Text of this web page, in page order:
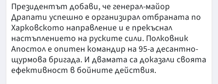
Президентът добави, че генерал-майор
Драпати успешно е организирал отбраната по
Харковското направление и е прекъснал
настъплението на руските сили. Полковник
Апостол е опитен командир на 95-а десантно-
щурмова бригада. И двамата са доказали своята
ефективност в бойните действия.